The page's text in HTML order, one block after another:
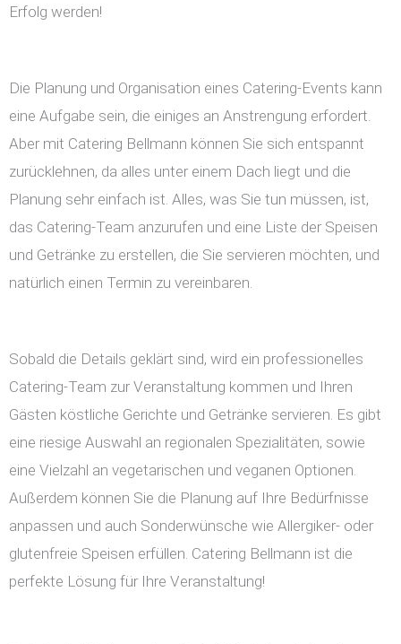
Erfolg werden!
Die Planung und Organisation eines Catering-Events kann
eine Aufgabe sein, die einiges an Anstrengung erfordert.
Aber mit Catering Bellmann können Sie sich entspannt
zurücklehnen, da alles unter einem Dach liegt und die
Planung sehr einfach ist. Alles, was Sie tun müssen, ist,
das Catering-Team anzurufen und eine Liste der Speisen
und Getränke zu erstellen, die Sie servieren möchten, und
natürlich einen Termin zu vereinbaren.
Sobald die Details geklärt sind, wird ein professionelles
Catering-Team zur Veranstaltung kommen und Ihren
Gästen köstliche Gerichte und Getränke servieren. Es gibt
eine riesige Auswahl an regionalen Spezialitäten, sowie
eine Vielzahl an vegetarischen und veganen Optionen.
Außerdem können Sie die Planung auf Ihre Bedürfnisse
anpassen und auch Sonderwünsche wie Allergiker- oder
glutenfreie Speisen erfüllen. Catering Bellmann ist die
perfekte Lösung für Ihre Veranstaltung!